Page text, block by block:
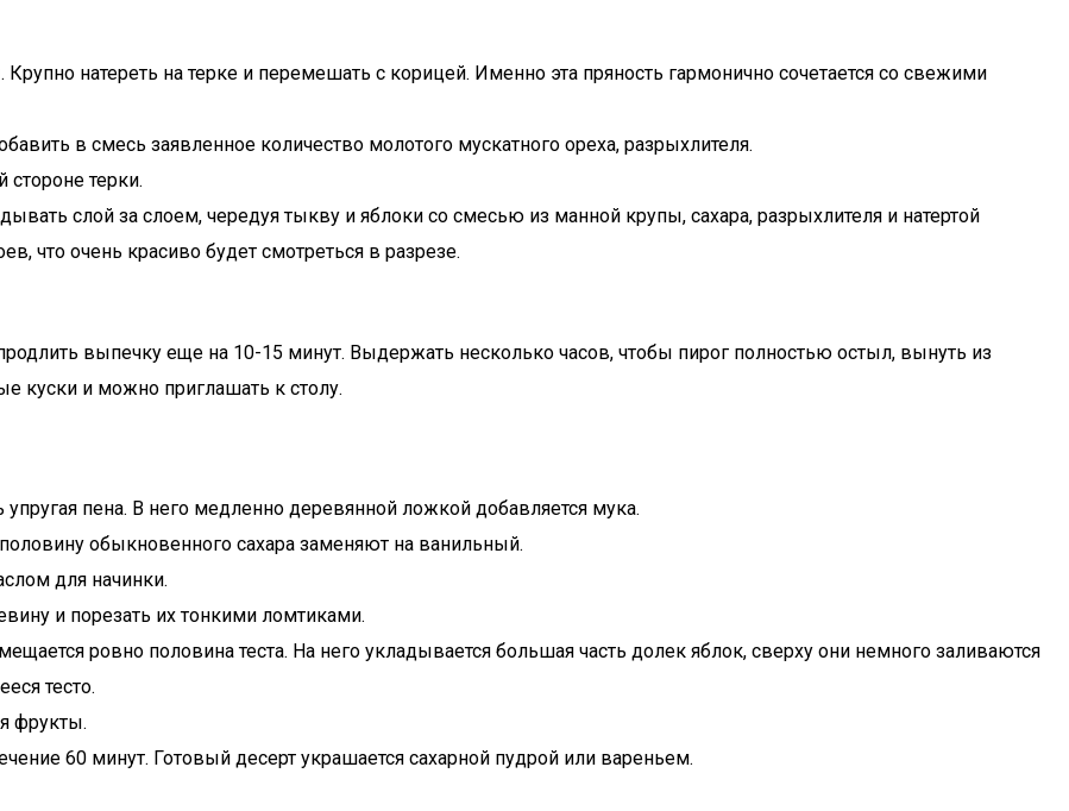
натереть на терке и перемешать с корицей. Именно эта пряность гармонично сочетается со свежими
в смесь заявленное количество молотого мускатного ореха, разрыхлителя.
терки.
слой за слоем, чередуя тыкву и яблоки со смесью из манной крупы, сахара, разрыхлителя и натертой
что очень красиво будет смотреться в разрезе.
выпечку еще на 10-15 минут. Выдержать несколько часов, чтобы пирог полностью остыл, вынуть из
куски и можно приглашать к столу.
пена. В него медленно деревянной ложкой добавляется мука.
обыкновенного сахара заменяют на ванильный.
для начинки.
и порезать их тонкими ломтиками.
ровно половина теста. На него укладывается большая часть долек яблок, сверху они немного заливаются
тесто.
фрукты.
60 минут. Готовый десерт украшается сахарной пудрой или вареньем.